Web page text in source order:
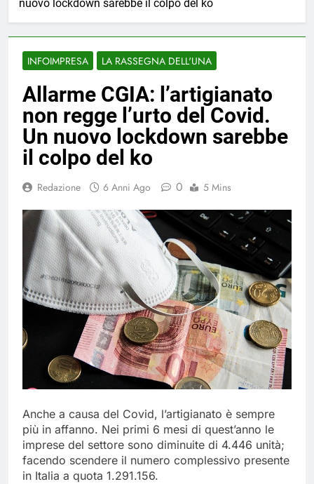
nuovo lockdown sarebbe il colpo del ko
INFOIMPRESA LA RASSEGNA DELL'UNA
Allarme CGIA: l’artigianato
non regge l’urto del Covid.
Un nuovo lockdown sarebbe
il colpo del ko
Redazione 6 Anni Ago 0 5 Mins
Anche a causa del Covid, l’artigianato è sempre
più in affanno. Nei primi 6 mesi di quest’anno le
imprese del settore sono diminuite di 4.446 unità;
facendo scendere il numero complessivo presente
in Italia a quota 1.291.156.